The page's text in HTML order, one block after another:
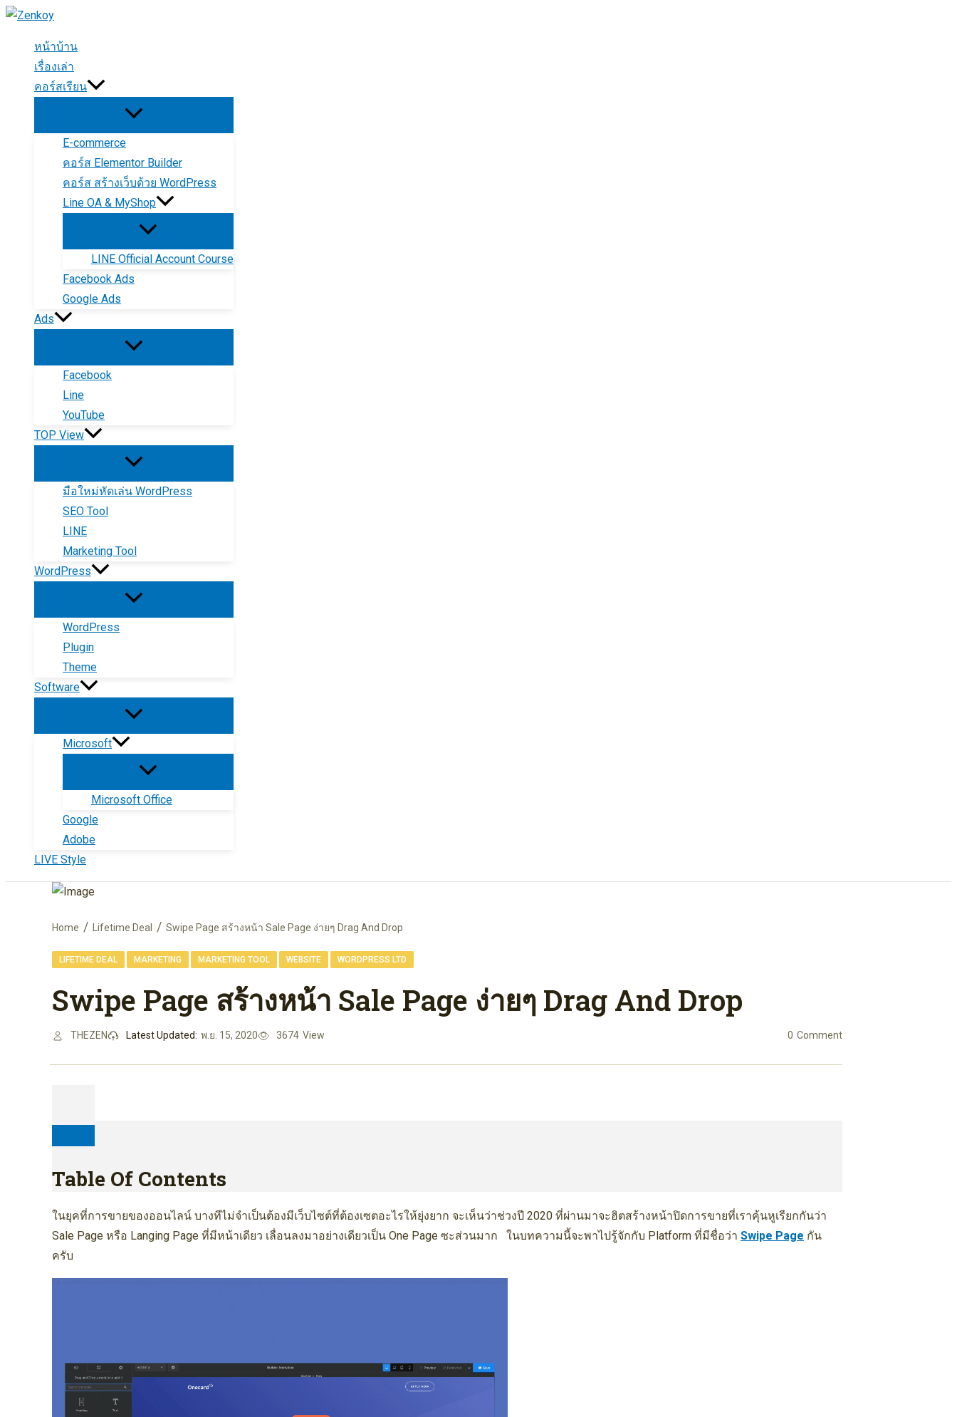
Skip
content
หน้าบ้าน
เรื่องเล่า
คอร์สเรียน
E-commerce
คอร์ส Elementor Builder
คอร์ส สร้างเว็บด้วย WordPress
Line OA & MyShop
LINE Official Account Course
Facebook Ads
Google Ads
Ads
Facebook
Line
YouTube
TOP View
มือใหม่หัดเล่น WordPress
SEO Tool
LINE
Marketing Tool
WordPress
WordPress
Plugin
Theme
Software
Microsoft
Microsoft Office
Google
Adobe
LIVE Style
Home Lifetime Deal Swipe Page สร้างหน้า Sale Page ง่ายๆ Drag And Drop
LIFETIME DEAL MARKETING MARKETING TOOL WEBSITE WORDPRESS LTD
Swipe Page สร้างหน้า Sale Page ง่ายๆ Drag And Drop
THEZEN Latest Updated: พ.ย. 15, 2020 3674 View 0 Comment
Table Of Contents
ในยุคที่การขายของออนไลน์ บางทีไม่จำเป็นต้องมีเว็บไซต์ที่ต้องเซตอะไรให้ยุ่งยาก จะเห็นว่าช่วงปี 2020 ที่ผ่านมาจะฮิตสร้างหน้าปิดการขายที่เราคุ้นหูเรียกกันว่า
Sale Page หรือ Langing Page ที่มีหน้าเดียว เลื่อนลงมาอย่างเดียวเป็น One Page ซะส่วนมาก ในบทความนี้จะพาไปรู้จักกับ Platform ที่มีชื่อว่า Swipe Page กัน
ครับ